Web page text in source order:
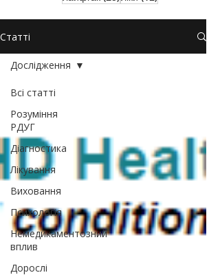
Статті
Всі статті
Розуміння
РДУГ
Діагностика
Лікування
Виховання
Психологія
Немедикаментозний
вплив
Дорослі
Дослідження